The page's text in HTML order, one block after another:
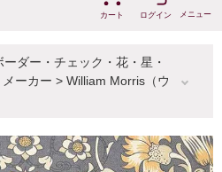
カート
ログイン メニュー
ダー・チェック・花・星・
ーカー > William Morris（ウ